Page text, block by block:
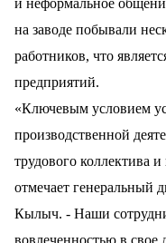
на заводе побывали
работников, что
предприятий.
«Ключевым условием
производственной
трудового коллектива
отмечает генеральный
Кылыч. - Наши
вовлеченностью в свое